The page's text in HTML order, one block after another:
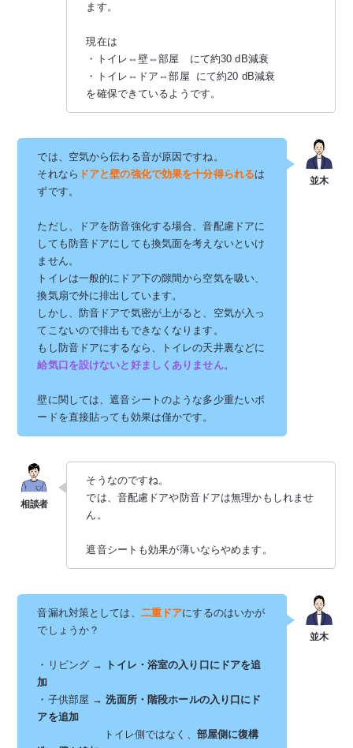
ます。
現在は
・トイレ⇔壁⇔部屋 にて約30 dB減衰
・トイレ⇔ドア⇔部屋 にて約20 dB減衰
を確保できているようです。
では、空気から伝わる音が原因ですね。
それなら ドアと壁の強化で効果を十分得られるは
ずです。
ただし、ドアを防音強化する場合、音配慮ドアに
しても防音ドアにしても換気面を考えないといけ
ません。
トイレは一般的にドア下の隙間から空気を吸い、
換気扇で外に排出しています。
しかし、防音ドアで気密が上がると、空気が入っ
てこないので排出もできなくなります。
もし防音ドアにするなら、トイレの天井裏などに
給気口を設けないと好ましくありません。
壁に関しては、遮音シートのような多少重たいボ
ードを直接貼っても効果は僅かです。
そうなのですね。
では、音配慮ドアや防音ドアは無理かもしれませ
ん。
遮音シートも効果が薄いならやめます。
音漏れ対策としては、 二重ドアにするのはいかが
でしょうか？
・リビング →
トイレ・浴室の入り口にドアを追
加
・子供部屋 → 洗面所・階段ホールの入り口にド
アを追加
トイレ側ではなく、 部屋側に復構